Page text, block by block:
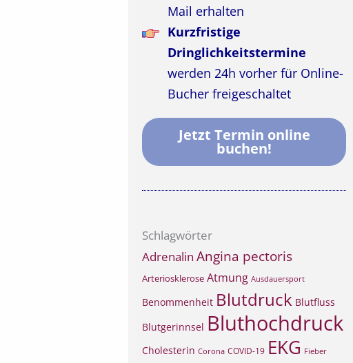
Mail erhalten
Kurzfristige
Dringlichkeitstermine
werden 24h vorher für Online-
Bucher freigeschaltet
Jetzt Termin online
buchen!
Schlagwörter
Adrenalin Angina pectoris
Arteriosklerose Atmung Ausdauersport
Benommenheit Blutdruck Blutfluss
Blutgerinnsel Bluthochdruck
Cholesterin Corona COVID-19 EKG Fieber